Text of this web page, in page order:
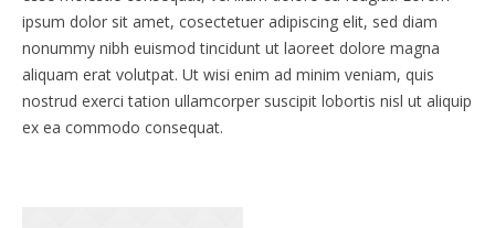
ipsum dolor sit amet, cosectetuer adipiscing elit, sed diam
nonummy nibh euismod tincidunt ut laoreet dolore magna
aliquam erat volutpat. Ut wisi enim ad minim veniam, quis
nostrud exerci tation ullamcorper suscipit lobortis nisl ut aliquip
ex ea commodo consequat.